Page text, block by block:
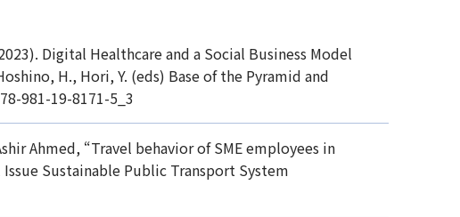
Digital Healthcare and a Social Business Model
H., Hori, Y. (eds) Base of the Pyramid and
981-19-8171-5_3
Ahmed, “Travel behavior of SME employees in
Sustainable Public Transport System